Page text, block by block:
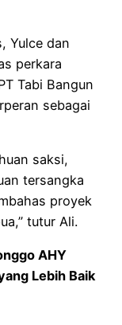
Yulce dan
perkara
Tabi Bangun
sebagai
saksi,
tersangka
proyek
tutur Ali.
AHY
Lebih Baik